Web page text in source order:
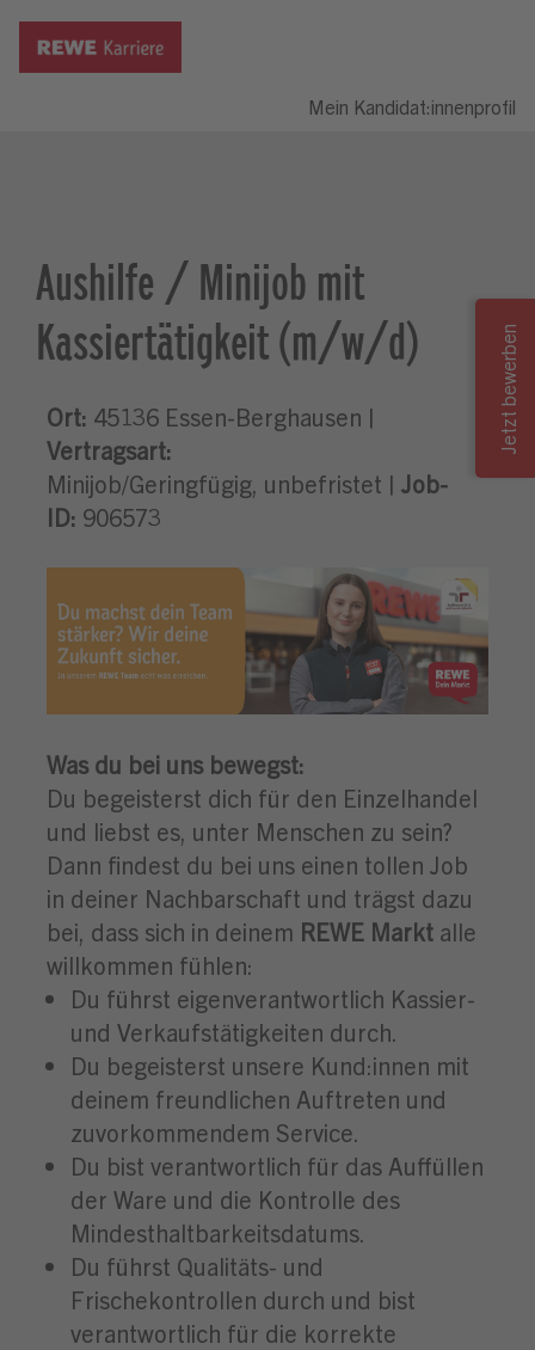
Mein Kandidat:innenprofil
Aushilfe / Minijob mit
Kassiertätigkeit (m/w/d)
Ort: 45136 Essen-Berghausen |
Vertragsart:
Minijob/Geringfügig, unbefristet | Job-
ID: 906573
Was du bei uns bewegst:
Du begeisterst dich für den Einzelhandel
und liebst es, unter Menschen zu sein?
Dann findest du bei uns einen tollen Job
in deiner Nachbarschaft und trägst dazu
bei, dass sich in deinem REWE Markt alle
willkommen fühlen:
Du führst eigenverantwortlich Kassier-
und Verkaufstätigkeiten durch.
Du begeisterst unsere Kund:innen mit
deinem freundlichen Auftreten und
zuvorkommendem Service.
Du bist verantwortlich für das Auffüllen
der Ware und die Kontrolle des
Mindesthaltbarkeitsdatums.
Du führst Qualitäts- und
Frischekontrollen durch und bist
verantwortlich für die korrekte